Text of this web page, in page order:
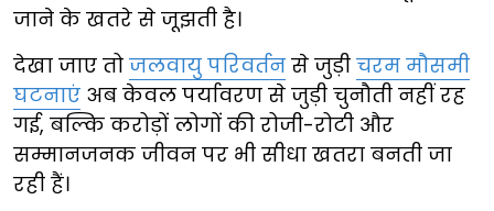
जाने के खतरे से जूझती है।
देखा जाए तो जलवायु परिवर्तन से जुड़ी चरम मौसमी
घटनाएं अब केवल पर्यावरण से जुड़ी चुनौती नहीं रह
गई, बल्कि करोड़ों लोगों की रोजी-रोटी और
सम्मानजनक जीवन पर भी सीधा खतरा बनती जा
रही हैं।